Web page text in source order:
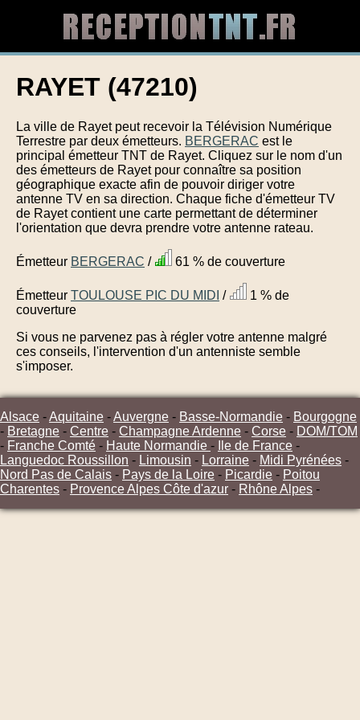
RAYET (47210)
La ville de Rayet peut recevoir la Télévision Numérique
Terrestre par deux émetteurs. BERGERAC est le
principal émetteur TNT de Rayet. Cliquez sur le nom d'un
des émetteurs de Rayet pour connaître sa position
géographique exacte afin de pouvoir diriger votre
antenne TV en sa direction. Chaque fiche d'émetteur TV
de Rayet contient une carte permettant de déterminer
l'orientation que devra prendre votre antenne rateau.
Émetteur BERGERAC / 61 % de couverture
Émetteur TOULOUSE PIC DU MIDI /
1 % de
couverture
Si vous ne parvenez pas à régler votre antenne malgré
ces conseils, l'intervention d'un antenniste semble
s'imposer.
Alsace -Aquitaine -Auvergne - Basse-Normandie - Bourgogne
- Bretagne - Centre - Champagne Ardenne - Corse - DOM/TOM
- Franche Comté - Haute Normandie - Ile de France -
Languedoc Roussillon - Limousin - Lorraine - Midi Pyrénées -
Nord Pas de Calais - Pays de la Loire - Picardie - Poitou
Charentes - Provence Alpes Côte d'azur - Rhône Alpes -